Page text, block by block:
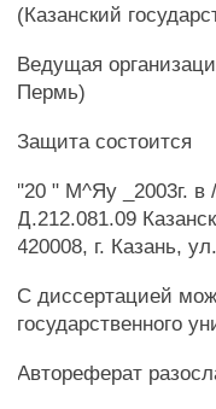
(Казанский
Ведущая
Пермь)
Защита состоится
"20 " М^Яу _2003г. в
Д.212.081.09
420008, г. Казань,
С диссертацией
государственного
Автореферат